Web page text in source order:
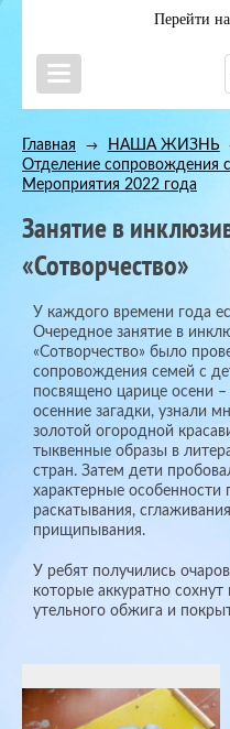
Перейти
Главная → НАША ЖИЗНЬ
Отделение сопровождения
Мероприятия 2022 года
Занятие в
«Сотворчество»
У каждого времени года
Очередное занятие в
«Сотворчество» было
сопровождения семей с
посвящено царице осени
осенние загадки, узнали
золотой огородной
тыквенные образы в
стран. Затем дети
характерные особенности
раскатывания,
прищипывания.
У ребят получились
которые аккуратно
утельного обжига и